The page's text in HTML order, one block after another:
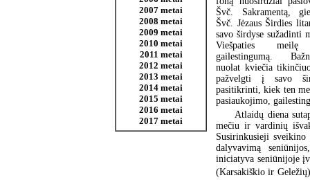
2007 metai
2008 metai
2009 metai
2010 metai
2011 metai
2012 metai
2013 metai
2014 metai
2015 metai
2016 metai
2017 metai
Švč. Sakramentą,
Švč. Jėzaus Širdies
savo širdyse sužadinti
Viešpaties
gailestingumą.
nuolat kviečia
pažvelgti į savo
pasitikrinti, kiek ten
pasiaukojimo,
Atlaidų diena
mečiu ir vardinių
Susirinkusieji
dalyvavimą
iniciatyva seniūnijoje
(Karsakiškio ir Geležių)